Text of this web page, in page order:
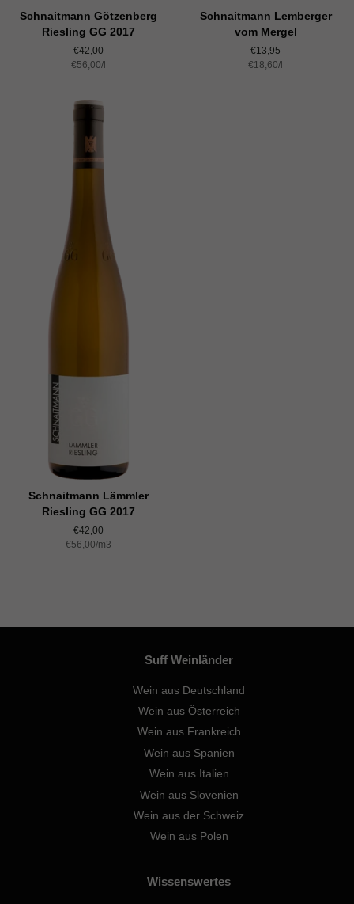
Schnaitmann Götzenberg
Riesling GG 2017
Normaler
Preis
€42,00
Einzelpreis
€56,00/pro
l
Schnaitmann Lemberger
vom Mergel
Normaler
Preis
€13,95
Einzelpreis
€18,60/pro
l
Schnaitmann Lämmler
Riesling GG 2017
Normaler
Preis
€42,00
Einzelpreis
€56,00/pro
m3
Suff Weinländer
Wein aus Deutschland
Wein aus Österreich
Wein aus Frankreich
Wein aus Spanien
Wein aus Italien
Wein aus Slovenien
Wein aus der Schweiz
Wein aus Polen
Wissenswertes